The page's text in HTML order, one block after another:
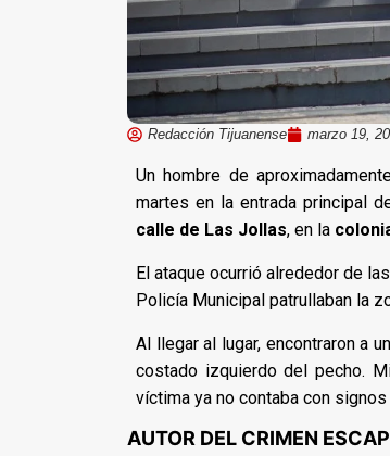
Redacción Tijuanense marzo 19,
Un hombre de
martes en la entrada principal
calle de Las Jollas, en la
El ataque ocurrió alrededor de las
Policía Municipal patrullaban la
Al llegar al lugar, encontraron a
costado izquierdo del pecho.
víctima ya no contaba con
AUTOR DEL CRIMEN